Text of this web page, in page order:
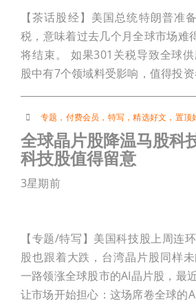
【茶话股经】美国总统特朗普准
税，意味着过去几个月全球市场难
将结束。 如果301关税导致全球
股中有7个领域料受影响，值得投资
专题 ， 付费会员 ， 特写 ，精选好文 ， 置顶
全球晶片股降温马股科
科技股值得留意
3星期前
【专题/特写】美国科技股上周连
股也跟着大跌，台湾晶片股同样
一路领涨全球股市的AI晶片股，最
让市场开始担心：这场席卷全球的